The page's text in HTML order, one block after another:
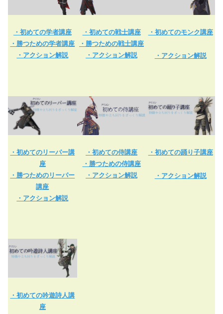
・初めての学者講座
・勝つための学者講座
・アクション解説
・初めての戦士講座
・勝つための戦士講座
・アクション解説
・初めてのモンク講座
・アクション解説
・初めてのリーパー講
座
・勝つためのリーパー
講座
・アクション解説
・初めての侍講座
・勝つための侍講座
・アクション解説
・初めての踊り子講座
・アクション解説
・初めての吟遊詩人講
座